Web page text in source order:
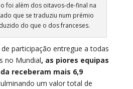
foi além dos oitavos-de-final na
que se traduziu num prémio
do que o dos franceses.
participação entregue a todas
no Mundial, as piores equipas
receberam mais 6,9
um valor total de